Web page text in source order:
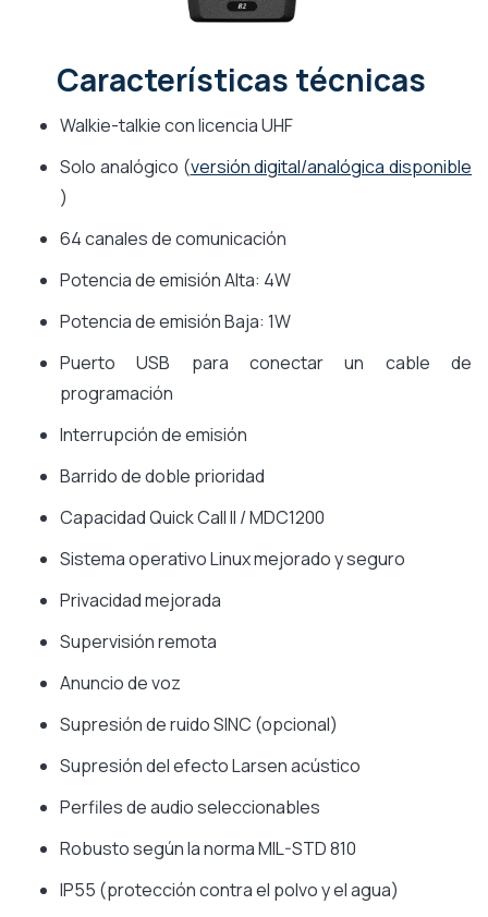
Características técnicas
Walkie-talkie con licencia UHF
Solo analógico (versión digital/analógica disponible
)
64 canales de comunicación
Potencia de emisión Alta: 4W
Potencia de emisión Baja: 1W
Puerto USB para conectar un cable de
programación
Interrupción de emisión
Barrido de doble prioridad
Capacidad Quick Call II / MDC1200
Sistema operativo Linux mejorado y seguro
Privacidad mejorada
Supervisión remota
Anuncio de voz
Supresión de ruido SINC (opcional)
Supresión del efecto Larsen acústico
Perfiles de audio seleccionables
Robusto según la norma MIL-STD 810
IP55 (protección contra el polvo y el agua)